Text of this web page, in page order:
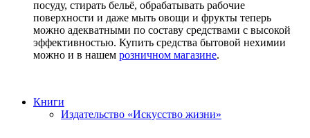
посуду, стирать бельё, обрабатывать рабочие
поверхности и даже мыть овощи и фрукты теперь
можно адекватными по составу средствами с высокой
эффективностью. Купить средства бытовой нехимии
можно и в нашем розничном магазине.
Книги
Издательство «Искусство жизни»